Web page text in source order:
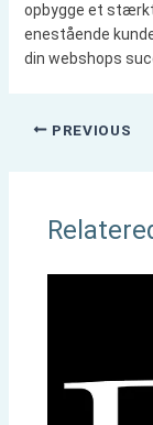
opbygge et stærkt
enestående
din webshops
PREVIOUS